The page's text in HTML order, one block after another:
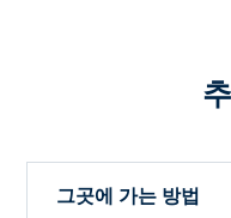
그곳에 가는 방법